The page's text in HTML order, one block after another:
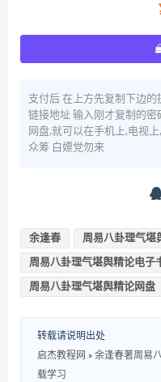
支付后 在上方先复制下边
链接地址 输入刚才复制的
网盘,就可以在手机上,电视
众筹 白嫖党勿来
余逢春 周易八卦理气堪
周易八卦理气堪舆精论电子
周易八卦理气堪舆精论网盘
转载请说明出处
启杰教程网 » 余逢春著周易
载学习